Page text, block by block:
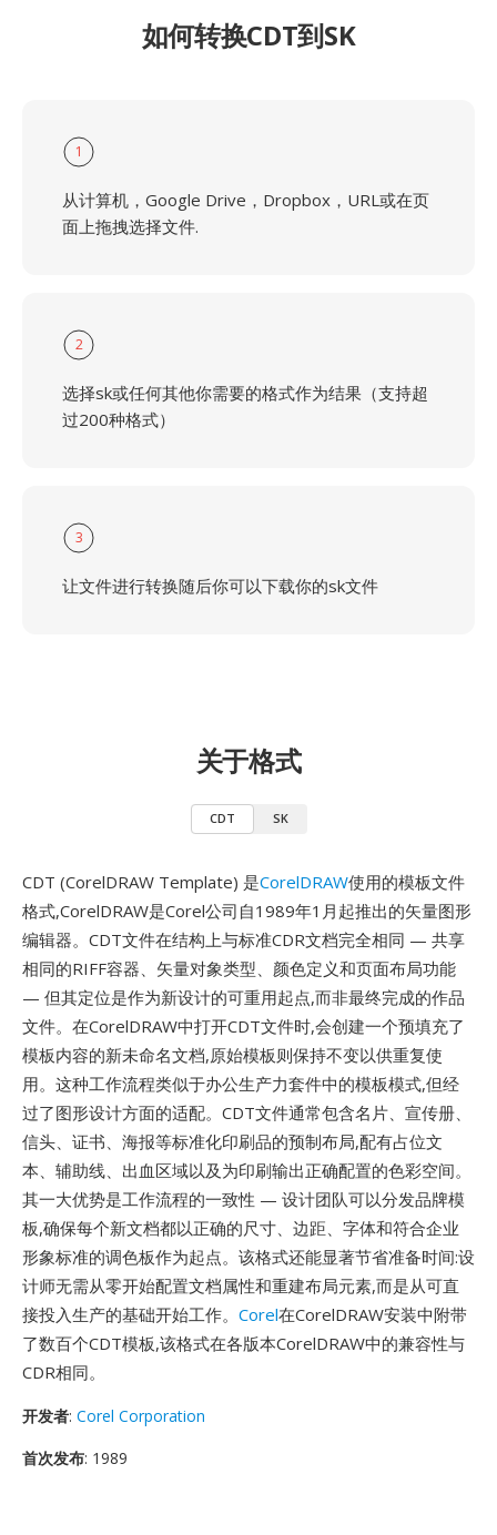
如何转换CDT到SK
1
从计算机，Google Drive，Dropbox，URL或在页
面上拖拽选择文件.
2
选择sk或任何其他你需要的格式作为结果（支持超
过200种格式）
3
让文件进行转换随后你可以下载你的sk文件
关于格式
CDT SK
CDT (CorelDRAW Template) 是CorelDRAW使用的模板文件
格式,CorelDRAW是Corel公司自1989年1月起推出的矢量图形
编辑器。CDT文件在结构上与标准CDR文档完全相同 — 共享
相同的RIFF容器、矢量对象类型、颜色定义和页面布局功能
— 但其定位是作为新设计的可重用起点,而非最终完成的作品
文件。在CorelDRAW中打开CDT文件时,会创建一个预填充了
模板内容的新未命名文档,原始模板则保持不变以供重复使
用。这种工作流程类似于办公生产力套件中的模板模式,但经
过了图形设计方面的适配。CDT文件通常包含名片、宣传册、
信头、证书、海报等标准化印刷品的预制布局,配有占位文
本、辅助线、出血区域以及为印刷输出正确配置的色彩空间。
其一大优势是工作流程的一致性 — 设计团队可以分发品牌模
板,确保每个新文档都以正确的尺寸、边距、字体和符合企业
形象标准的调色板作为起点。该格式还能显著节省准备时间:设
计师无需从零开始配置文档属性和重建布局元素,而是从可直
接投入生产的基础开始工作。 Corel在CorelDRAW安装中附带
了数百个CDT模板,该格式在各版本CorelDRAW中的兼容性与
CDR相同。
开发者: Corel Corporation
首次发布: 1989